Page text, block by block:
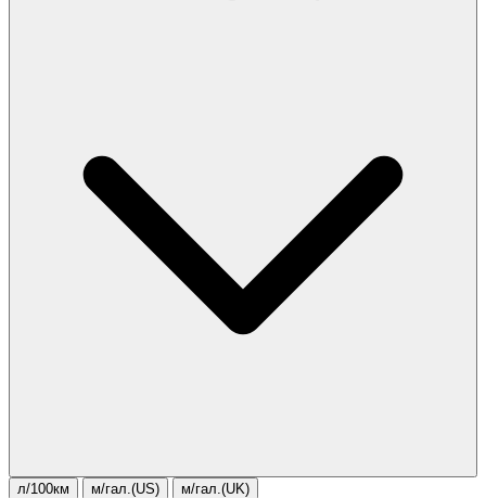
л/100км м/гал.(US) м/гал.(UK)